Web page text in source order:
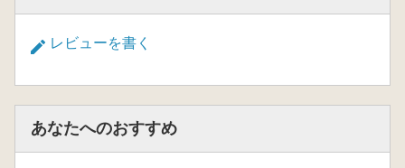
第6章 石炭紀=ペルム紀初期—高酸素濃度・火
第7章 ペルム紀絶滅と内温性の進化
第9章 ジュラ紀—低酸素世界における恐竜の
覇権
レビューを書く
あなたへのおすすめ